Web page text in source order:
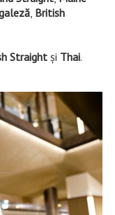
, British
Straightși Thai.